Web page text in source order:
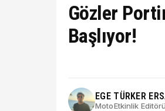
Gözler
Başlıyor!
EGE TÜRKER
MotoEtkinlik Editörü